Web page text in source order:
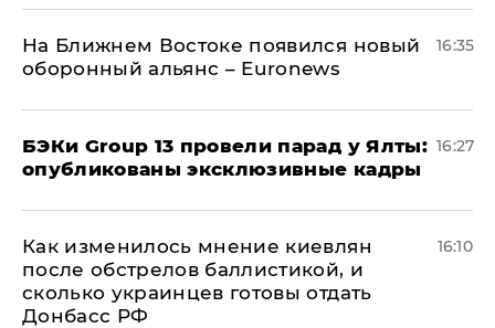
На Ближнем Востоке появился новый
оборонный альянс – Euronews
16:35
​БЭКи Group 13 провели парад у Ялты:
опубликованы эксклюзивные кадры
16:27
Как изменилось мнение киевлян
после обстрелов баллистикой, и
сколько украинцев готовы отдать
Донбасс РФ
16:10